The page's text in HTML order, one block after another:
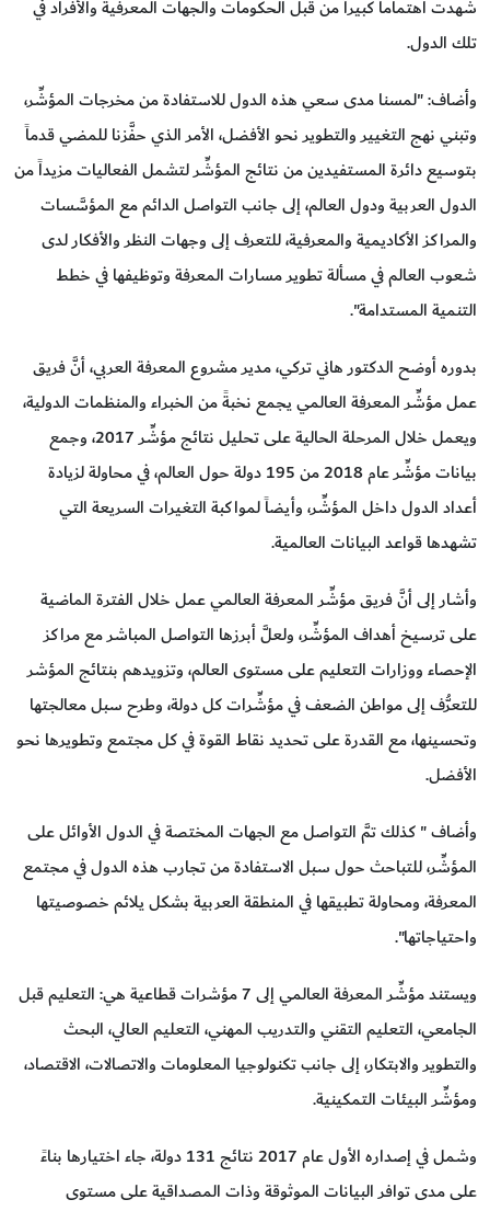
شهدت اهتماماً كبيراً من قبل الحكومات والجهات المعرفية والأفراد في
تلك الدول.
وأضاف: "لمسنا مدى سعي هذه الدول للاستفادة من مخرجات المؤشِّر،
وتبني نهج التغيير والتطوير نحو الأفضل، الأمر الذي حفَّزنا للمضي قدماً
بتوسيع دائرة المستفيدين من نتائج المؤشِّر لتشمل الفعاليات مزيداً من
الدول العربية ودول العالم، إلى جانب التواصل الدائم مع المؤسَّسات
والمراكز الأكاديمية والمعرفية، للتعرف إلى وجهات النظر والأفكار لدى
شعوب العالم في مسألة تطوير مسارات المعرفة وتوظيفها في خطط
التنمية المستدامة".
بدوره أوضح الدكتور هاني تركي، مدير مشروع المعرفة العربي، أنَّ فريق
عمل مؤشِّر المعرفة العالمي يجمع نخبةً من الخبراء والمنظمات الدولية،
ويعمل خلال المرحلة الحالية على تحليل نتائج مؤشِّر 2017، وجمع
بيانات مؤشِّر عام 2018 من 195 دولة حول العالم، في محاولة لزيادة
أعداد الدول داخل المؤشِّر، وأيضاً لمواكبة التغيرات السريعة التي
تشهدها قواعد البيانات العالمية.
وأشار إلى أنَّ فريق مؤشِّر المعرفة العالمي عمل خلال الفترة الماضية
على ترسيخ أهداف المؤشِّر، ولعلَّ أبرزها التواصل المباشر مع مراكز
الإحصاء ووزارات التعليم على مستوى العالم، وتزويدهم بنتائج المؤشر
للتعرُّف إلى مواطن الضعف في مؤشِّرات كل دولة، وطرح سبل معالجتها
وتحسينها، مع القدرة على تحديد نقاط القوة في كل مجتمع وتطويرها نحو
الأفضل.
وأضاف " كذلك تمَّ التواصل مع الجهات المختصة في الدول الأوائل على
المؤشِّر، للتباحث حول سبل الاستفادة من تجارب هذه الدول في مجتمع
المعرفة، ومحاولة تطبيقها في المنطقة العربية بشكل يلائم خصوصيتها
واحتياجاتها".
ويستند مؤشِّر المعرفة العالمي إلى 7 مؤشرات قطاعية هي: التعليم قبل
الجامعي، التعليم التقني والتدريب المهني، التعليم العالي، البحث
والتطوير والابتكار، إلى جانب تكنولوجيا المعلومات والاتصالات، الاقتصاد،
ومؤشِّر البيئات التمكينية.
وشمل في إصداره الأول عام 2017 نتائج 131 دولة، جاء اختيارها بناءً
على مدى توافر البيانات الموثوقة وذات المصداقية على مستوى